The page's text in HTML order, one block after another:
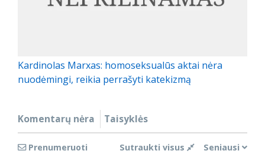
Kardinolas Marxas: homoseksualūs aktai nėra
nuodėmingi, reikia perrašyti katekizmą
Komentarų nėra Taisyklės
Prenumeruoti Seniausi
Sutraukti visus